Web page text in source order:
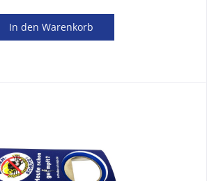
In den Warenkorb